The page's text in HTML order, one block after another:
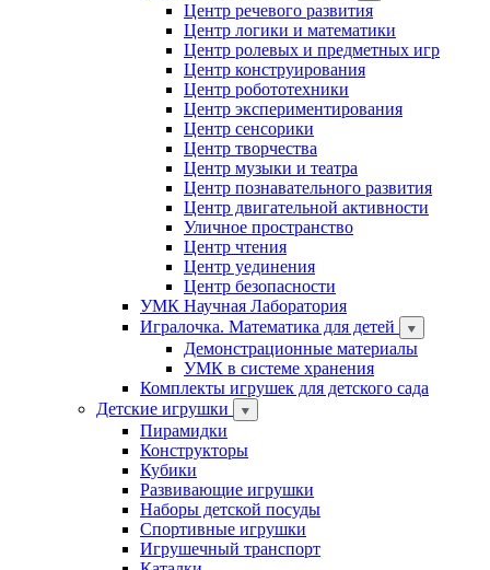
Центр речевого развития
Центр логики и математики
Центр ролевых и предметных игр
Центр конструирования
Центр робототехники
Центр экспериментирования
Центр сенсорики
Центр творчества
Центр музыки и театра
Центр познавательного развития
Центр двигательной активности
Уличное пространство
Центр чтения
Центр уединения
Центр безопасности
УМК Научная Лаборатория
Игралочка. Математика для детей
Демонстрационные материалы
УМК в системе хранения
Комплекты игрушек для детского сада
Детские игрушки
Пирамидки
Конструкторы
Кубики
Развивающие игрушки
Наборы детской посуды
Спортивные игрушки
Игрушечный транспорт